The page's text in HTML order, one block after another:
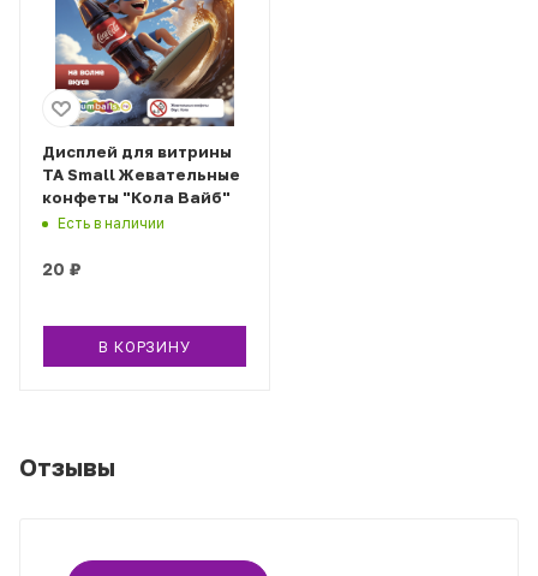
Дисплей для витрины
ТА Small Жевательные
конфеты "Кола Вайб"
Есть в наличии
20 ₽
В КОРЗИНУ
Отзывы